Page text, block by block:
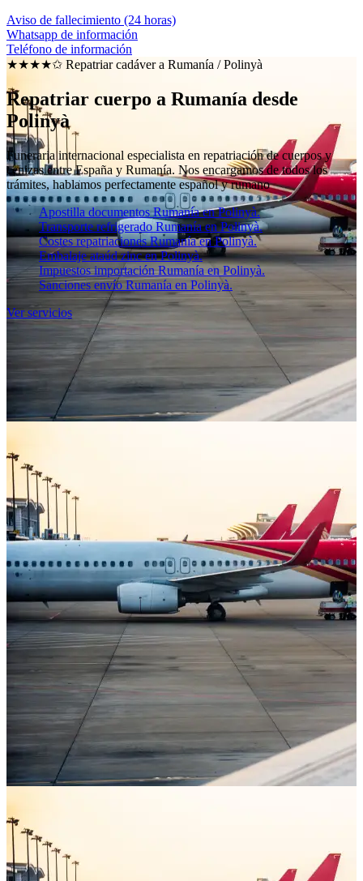
Aviso de fallecimiento (24 horas)
Whatsapp de información
Teléfono de información
★★★★✩ Repatriar cadáver a Rumanía /Polinyà
Repatriar cuerpo a Rumanía desde
Polinyà
Funeraria internacional especialista en repatriación de cuerpos y
cenizas entre España y Rumanía. Nos encargamos de todos los
trámites, hablamos perfectamente español y rumano
Apostilla documentos Rumanía en Polinyà.
Transporte refrigerado Rumanía en Polinyà.
Costes repatriaciones Rumanía en Polinyà.
Embalaje ataúd zinc en Polinyà.
Impuestos importación Rumanía en Polinyà.
Sanciones envío Rumanía en Polinyà.
Ver servicios